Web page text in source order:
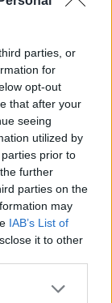
parties, or
for
opt-out
that after your
seeing
utilized by
prior to
further
parties on the
may
IAB’s List of
it to other
en la manifestación
al
destacado las
por el